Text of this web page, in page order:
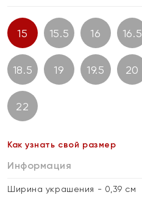
15 15.5 16 16.5
18.5 19 19.5 20
22
Как узнать свой размер
Информация
Ширина украшения - 0,39 см